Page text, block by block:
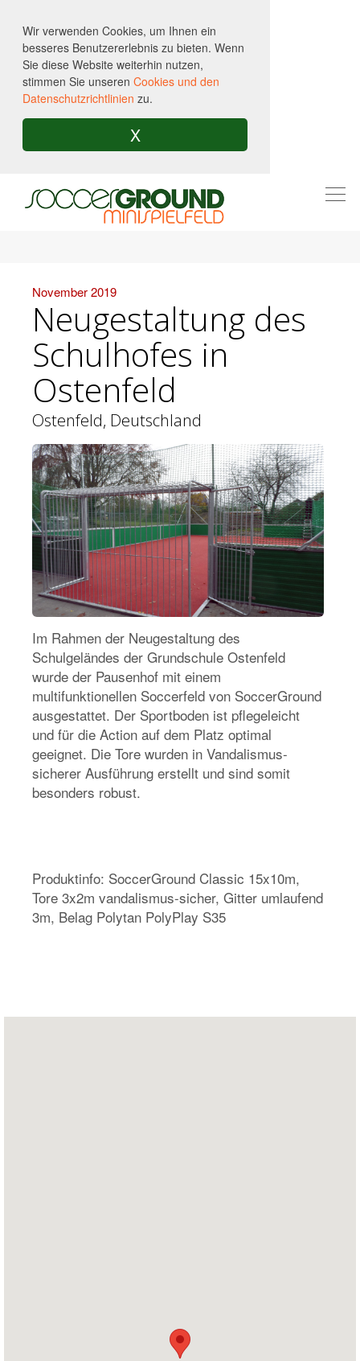
Wir verwenden Cookies, um Ihnen ein
besseres Benutzererlebnis zu bieten. Wenn
Sie diese Website weiterhin nutzen,
stimmen Sie unseren Cookies und den
Datenschutzrichtlinien zu.
X
November 2019
Neugestaltung des
Schulhofes in
Ostenfeld
Ostenfeld, Deutschland
Im Rahmen der Neugestaltung des
Schulgeländes der Grundschule Ostenfeld
wurde der Pausenhof mit einem
multifunktionellen Soccerfeld von SoccerGround
ausgestattet. Der Sportboden ist pflegeleicht
und für die Action auf dem Platz optimal
geeignet. Die Tore wurden in Vandalismus-
sicherer Ausführung erstellt und sind somit
besonders robust.
Produktinfo: SoccerGround Classic 15x10m,
Tore 3x2m vandalismus-sicher, Gitter umlaufend
3m, Belag Polytan PolyPlay S35